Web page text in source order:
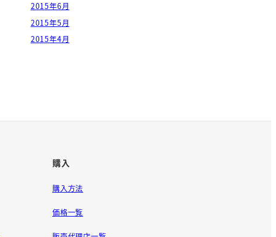
2015年6月
2015年5月
2015年4月
購入
購入方法
価格一覧